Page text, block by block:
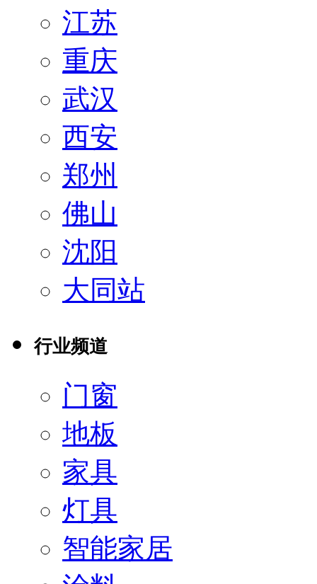
江苏
重庆
武汉
西安
郑州
佛山
沈阳
大同站
行业频道
门窗
地板
家具
灯具
智能家居